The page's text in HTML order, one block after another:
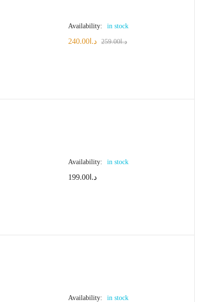
Availability: in stock
د.ا259.00 د.ا 240.00
Availability: in stock
د.ا 199.00
Availability: in stock